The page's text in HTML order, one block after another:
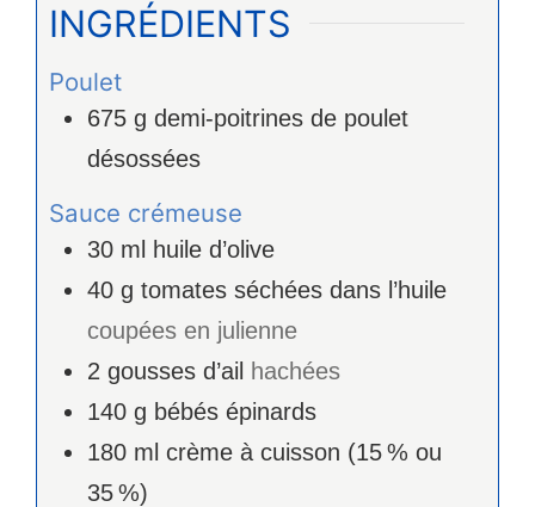
INGRÉDIENTS
Poulet
675 g demi‑poitrines de poulet
désossées
Sauce crémeuse
30 ml
huile d’olive
40 g tomates séchées dans l’huile
coupées en julienne
2 gousses d’ail
hachées
140 g bébés épinards
180 ml crème à cuisson (15 % ou
35 %)